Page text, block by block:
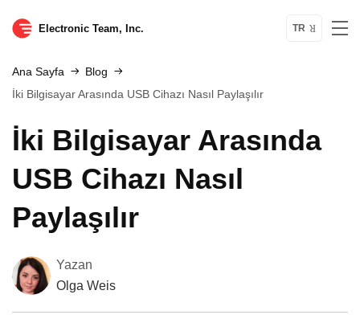
Electronic Team, Inc. TR
Ana Sayfa
Blog
İki Bilgisayar Arasında USB Cihazı Nasıl Paylaşılır
İki Bilgisayar Arasında
USB Cihazı Nasıl
Paylaşılır
Yazan
Olga Weis